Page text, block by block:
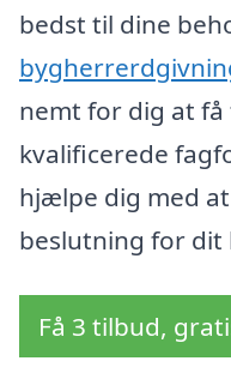
bedst til dine
nemt for dig at
kvalificerede
hjælpe dig med
beslutning for dit
Få 3 tilbud,